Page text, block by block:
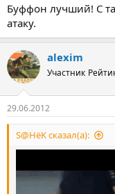
Буффон лучший! С
атаку.
alexim
Участник
29.06.2012
S@HёK сказал(а):